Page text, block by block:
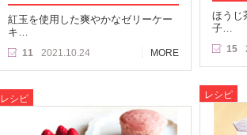
紅玉を使用した爽やかなゼリーケー
キ…
11 2021.10.24 MORE
ほうじ
子…
15
レシピ
レシピ